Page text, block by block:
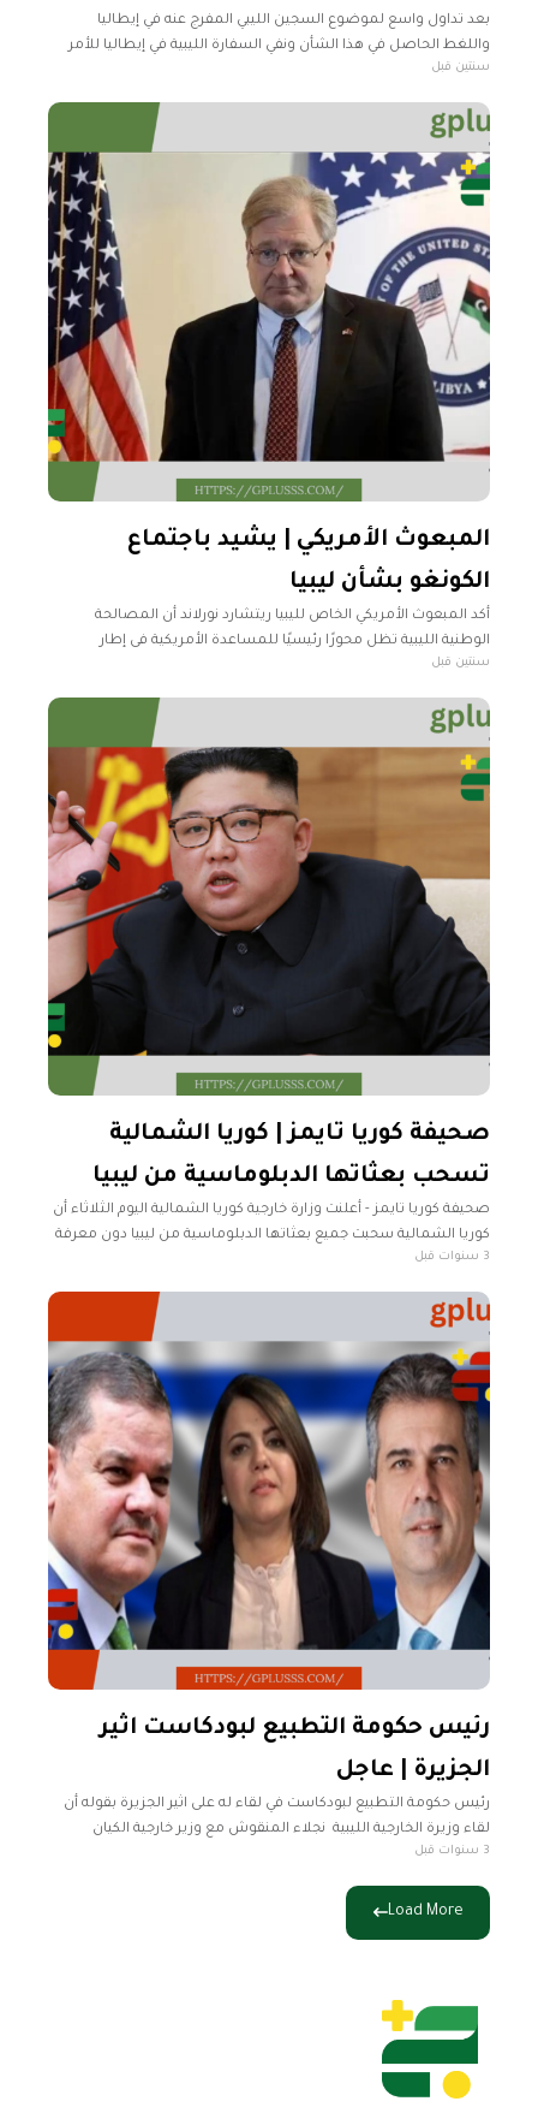
بعد تداول واسع لموضوع السجين الليبي المفرج عنه في إيطاليا
واللغط الحاصل في هذا الشأن ونفي السفارة الليبية في إيطاليا للأمر
جملة وتفصيلا، حسمت وزارة العدل الأمر وأكدت الإفراج عن
سنتين قبل
المبعوث الأمريكي | يشيد باجتماع
الكونغو بشأن ليبيا
أكد المبعوث الأمريكي الخاص لليبيا ريتشارد نورلاند أن المصالحة
الوطنية الليبية تظل محورًا رئيسيًا للمساعدة الأمريكية فى إطار
استراتيجية الولايات المتحدة لمنع الصراع وتعزيز الاستقرار. وهنأ
سنتين قبل
صحيفة كوريا تايمز | كوريا الشمالية
تسحب بعثاتها الدبلوماسية من ليبيا
صحيفة كوريا تايمز - أعلنت وزارة خارجية كوريا الشمالية اليوم الثلاثاء أن
كوريا الشمالية سحبت جميع بعثاتها الدبلوماسية من ليبيا دون معرفة
الأسباب وقال مسؤول كبير طلب عدم الكشف عن3 سنوات قبل
رئيس حكومة التطبيع لبودكاست اثير
الجزيرة | عاجل
رئيس حكومة التطبيع لبودكاست في لقاء له على اثير الجزيرة بقوله أن
لقاء وزيرة الخارجية الليبية نجلاء المنقوش مع وزير خارجية الكيان
الصهيوني كان عفويًا بحكم إقامتها في الخارج الدبيبة3 سنوات قبل
Load More